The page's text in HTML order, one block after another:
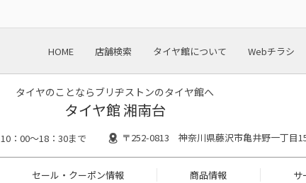
HOME 店舗検索 タイヤ館について Webチラシ
タイヤのことならブリヂストンのタイヤ館へ
タイヤ館 湘南台
10：00～18：30まで 〒252-0813 神奈川県藤沢市亀井野一丁目
セール・クーポン情報 商品情報 サ